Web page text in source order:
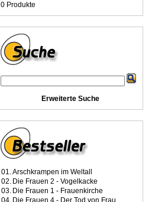
0 Produkte
Erweiterte Suche
01.Arschkrampen im Weltall
02. Die Frauen 2 - Vogelkacke
03. Die Frauen 1 - Frauenkirche
04. Die Frauen 4 - Der Tod von Frau